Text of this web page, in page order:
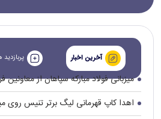
آخرین اخبار پربازدید
میزبانی فولاد مبارکه سپاهان از
اهدا کاپ قهرمانی لیگ برتر تنیس روی